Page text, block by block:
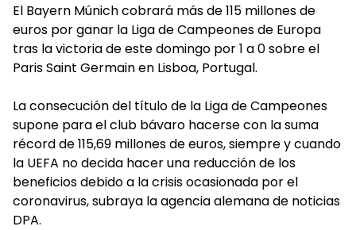
El Bayern Múnich cobrará más de 115 millones de
euros por ganar la Liga de Campeones de Europa
tras la victoria de este domingo por 1 a 0 sobre el
Paris Saint Germain en Lisboa, Portugal.
La consecución del título de la Liga de Campeones
supone para el club bávaro hacerse con la suma
récord de 115,69 millones de euros, siempre y cuando
la UEFA no decida hacer una reducción de los
beneficios debido a la crisis ocasionada por el
coronavirus, subraya la agencia alemana de noticias
DPA.